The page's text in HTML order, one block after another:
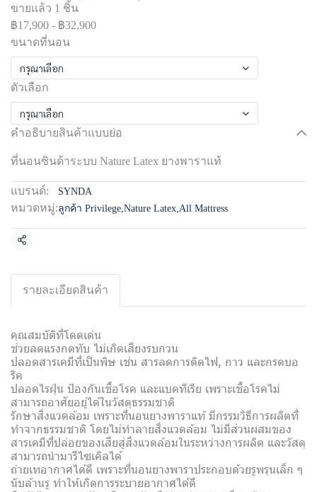
ขายแล้ว 1 ชิ้น
฿17,900 - ฿32,900
ขนาดที่นอน
กรุณาเลือก
ตัวเลือก
กรุณาเลือก
คำอธิบายสินค้าแบบย่อ
ที่นอนซินด้าระบบ Nature Latex ยางพาราแท้
แบรนด์: SYNDA
หมวดหมู่:ลูกค้า Privilege,Nature Latex,All Mattress
แชร์
รายละเอียดสินค้า
คุณสมบัติที่โดดเด่น
ช่วยลดแรงกดทับ ไม่เกิดเสียงรบกวน
ปลอดสารเคมีที่เป็นพิษ เช่น สารลดการติดไฟ, กาว และกรดบอ
ริค
ปลอดไรฝุ่น ป้องกันเชื้อโรค และแบคทีเรีย เพราะเชื้อโรคไม่
สามารถอาศัยอยู่ได้ในวัสดุธรรมชาติ
รักษาสิ่งแวดล้อม เพราะที่นอนยางพาราแท้ มีกรรมวิธีการผลิตที่
ทำจากธรรมชาติ โดยไม่ทำลายสิ่งแวดล้อม ไม่มีส่วนผสมของ
สารเคมีที่ปล่อยของเสียสู่สิ่งแวดล้อมในระหว่างการผลิต และวัสดุ
สามารถนำมารีไซเคิลได้
ถ่ายเทอากาศได้ดี เพราะที่นอนยางพาราประกอบด้วยรูพรุนเล็ก ๆ
นับล้านรู ทำให้เกิดการระบายอากาศได้ดี